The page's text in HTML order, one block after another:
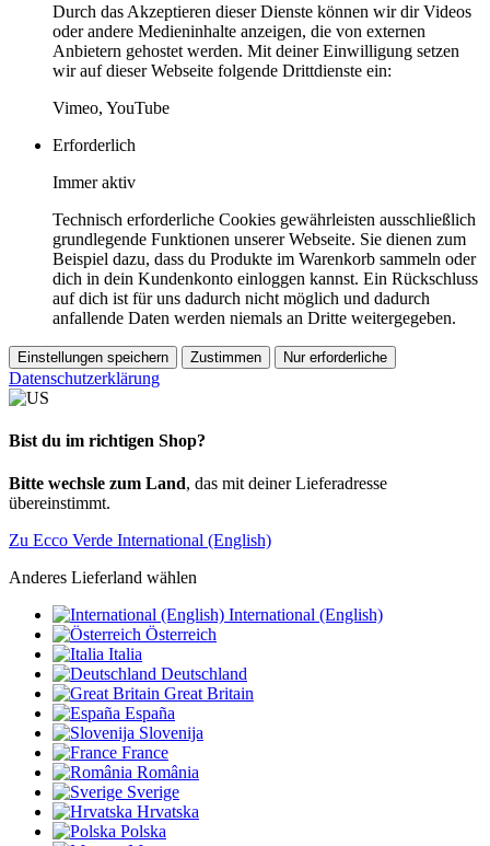
Durch das Akzeptieren dieser Dienste können wir dir Videos
oder andere Medieninhalte anzeigen, die von externen
Anbietern gehostet werden. Mit deiner Einwilligung setzen
wir auf dieser Webseite folgende Drittdienste ein:
Vimeo, YouTube
Erforderlich
Immer aktiv
Technisch erforderliche Cookies gewährleisten ausschließlich
grundlegende Funktionen unserer Webseite. Sie dienen zum
Beispiel dazu, dass du Produkte im Warenkorb sammeln oder
dich in dein Kundenkonto einloggen kannst. Ein Rückschluss
auf dich ist für uns dadurch nicht möglich und dadurch
anfallende Daten werden niemals an Dritte weitergegeben.
Einstellungen speichern Zustimmen Nur erforderliche
Datenschutzerklärung
Bist du im richtigen Shop?
Bitte wechsle zum Land, das mit deiner Lieferadresse
übereinstimmt.
Zu Ecco Verde International (English)
Anderes Lieferland wählen
International (English)
Österreich
Italia
Deutschland
Great Britain
España
Slovenija
France
România
Sverige
Hrvatska
Polska